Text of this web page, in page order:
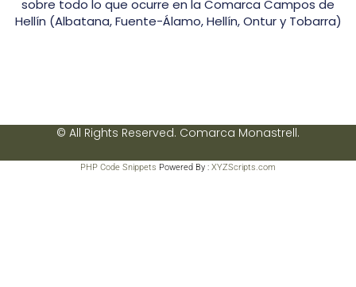
sobre todo lo que ocurre en la Comarca Campos de
Hellín (Albatana, Fuente-Álamo, Hellín, Ontur y Tobarra)
© All Rights Reserved. Comarca Monastrell.
PHP Code Snippets Powered By : XYZScripts.com